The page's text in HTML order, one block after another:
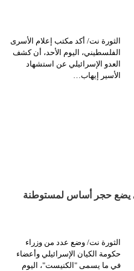
الثورة نت/ أكد مكتب إعلام الأسرى
الفلسطيني، اليوم الأحد، أن كشف
العدو الإسرائيلي عن استشهاد
الأسير إيهاب…
يضع حجر أساس لمستوطنة
الثورة نت/ وضع عدد من وزراء
حكومة الكيان الإسرائيلي وأعضاء
في ما يسمى "الكنيست"، اليوم